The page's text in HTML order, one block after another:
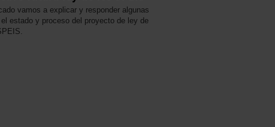
vamos a explicar y responder algunas
estado y proceso del proyecto de ley de